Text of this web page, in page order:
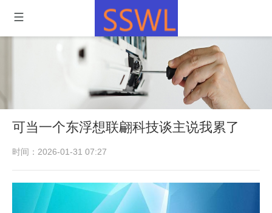
可当一个东浮想联翩科技谈主说我累了
时间：2026-01-31 07:27